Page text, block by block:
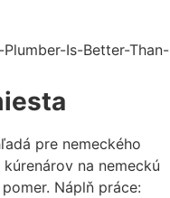
pre nemeckého
na nemeckú
Náplň práce: